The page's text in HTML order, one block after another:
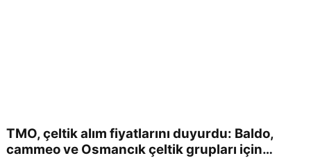
TMO, çeltik alım fiyatlarını duyurdu: Baldo,
cammeo ve Osmancık çeltik grupları için